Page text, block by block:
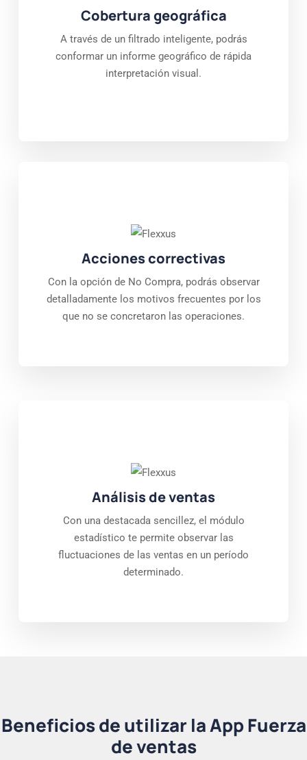
Cobertura geográfica
A través de un filtrado inteligente, podrás
conformar un informe geográfico de rápida
interpretación visual.
Acciones correctivas
Con la opción de No Compra, podrás observar
detalladamente los motivos frecuentes por los
que no se concretaron las operaciones.
Análisis de ventas
Con una destacada sencillez, el módulo
estadístico te permite observar las
fluctuaciones de las ventas en un período
determinado.
Beneficios de utilizar la App Fuerza
de ventas